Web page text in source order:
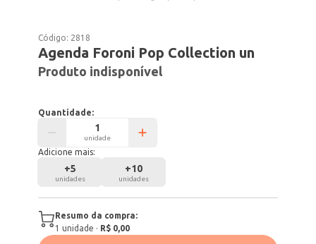
Código: 2818
Agenda Foroni Pop Collection un
Produto indisponível
Quantidade:
unidade
Adicione mais:
+5
unidades
+10
unidades
Resumo da compra:
1 unidade · R$ 0,00